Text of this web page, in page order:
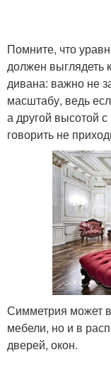
Помните, что
должен выглядеть
дивана: важно не
масштабу, ведь
а другой высотой
говорить не
Симметрия может
мебели, но и в
дверей, окон.